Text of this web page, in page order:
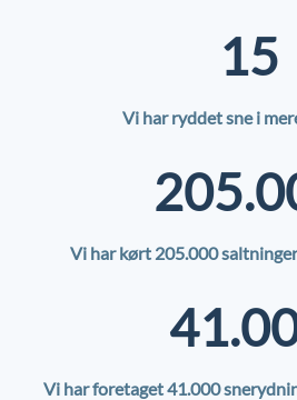
15
Vi har ryddet sne i
Vi har kørt 205.000
Vi har foretaget 41.000